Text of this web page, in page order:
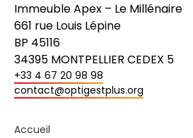
Immeuble Apex – Le Millénaire
661 rue Louis Lépine
BP 45116
34395 MONTPELLIER CEDEX 5
+33 4 67 20 98 98
contact@optigestplus.org
Accueil